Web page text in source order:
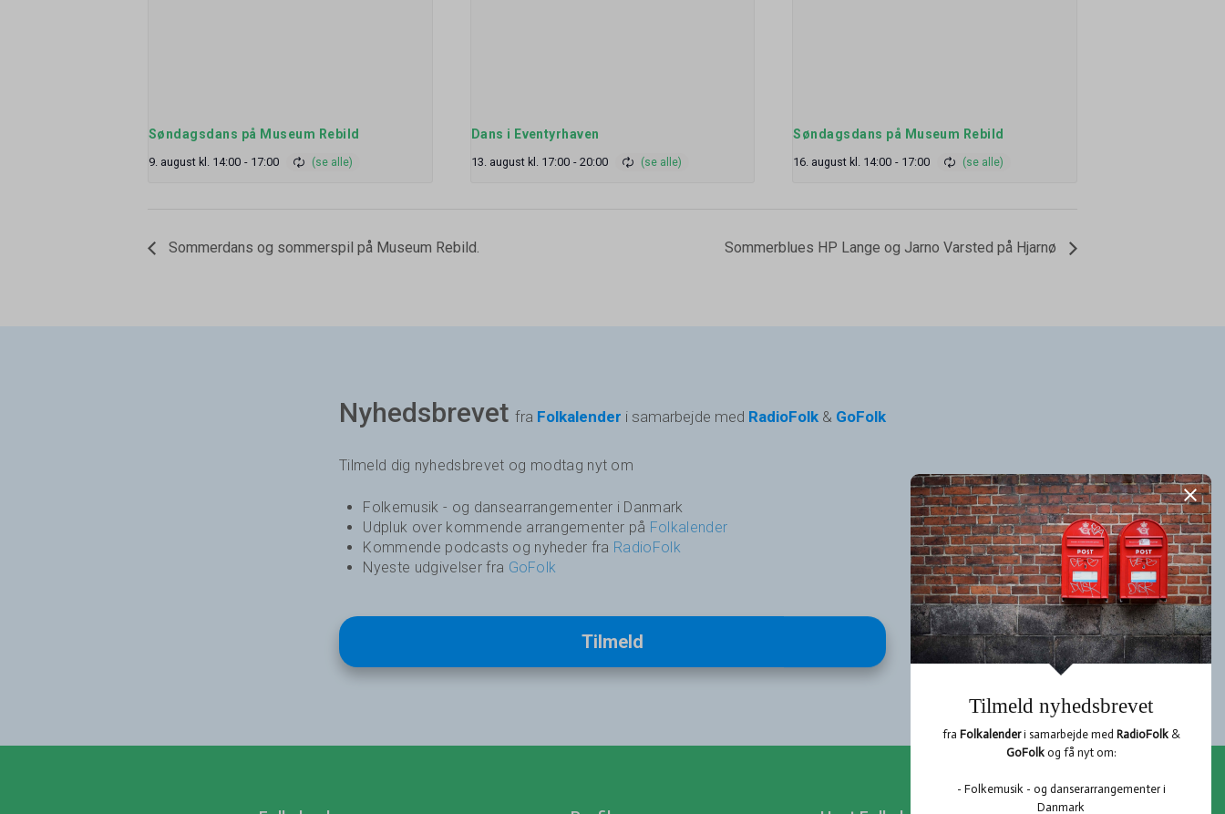
Søndagsdans på Museum Rebild
9. august kl. 14:00 - 17:00
Dans i Eventyrhaven
13. august kl. 17:00 - 20:00
Søndagsdans på Museum Rebild
16. august kl. 14:00 - 17:00
Sommerdans og sommerspil på Museum Rebild. Sommerblues HP Lange og Jarno Varsted på Hjarnø
Nyhedsbrevet fra Folkalender i samarbejde med RadioFolk & GoFolk
Tilmeld dig nyhedsbrevet og modtag nyt om
Folkemusik - og dansearrangementer i Danmark
Udpluk over kommende arrangementer på Folkalender
Kommende podcasts og nyheder fra RadioFolk
Nyeste udgivelser fra GoFolk
Tilmeld